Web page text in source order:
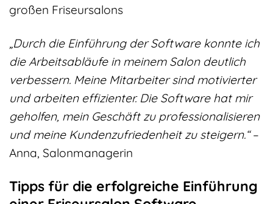
großen Friseursalons
„Durch die Einführung der Software konnte ich
die Arbeitsabläufe in meinem Salon deutlich
verbessern. Meine Mitarbeiter sind motivierter
und arbeiten effizienter. Die Software hat mir
geholfen, mein Geschäft zu professionalisieren
und meine Kundenzufriedenheit zu steigern.“–
Anna, Salonmanagerin
Tipps für die erfolgreiche Einführung